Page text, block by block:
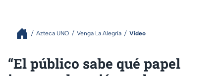
Azteca UNO Venga La Alegría Video
“El público sabe qué papel